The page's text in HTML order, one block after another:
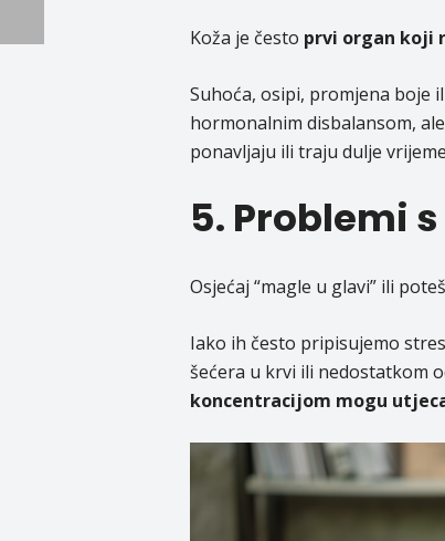
Koža je često prvi organ koji
Suhoća, osipi, promjena boje
hormonalnim disbalansom,
ponavljaju ili traju dulje
5. Problemi
Osjećaj “magle u glavi” ili
Iako ih često pripisujemo
šećera u krvi ili nedostatkom
koncentracijom mogu